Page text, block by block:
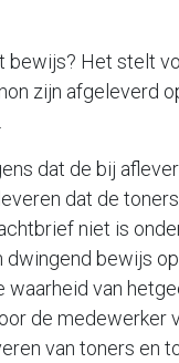
bewijs? Het stelt
zijn afgeleverd
dat de bij
dat de
niet is
bewijs
van
de medewerker
van toners en